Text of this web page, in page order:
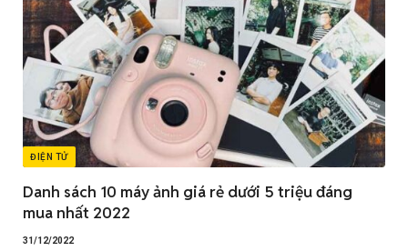
ĐIỆN TỬ
Danh sách 10 máy ảnh giá rẻ dưới 5 triệu đáng
mua nhất 2022
31/12/2022